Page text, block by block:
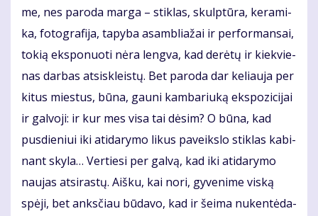
me, nes pa­ro­da mar­ga – stik­las, skulp­tū­ra, ke­ra­mi­
ka, fo­to­gra­fi­ja, ta­py­ba asam­blia­žai ir per­for­man­sai,
to­kią eksponuoti nė­ra leng­va, kad de­rė­tų ir kiek­vie­
nas dar­bas at­si­skleis­tų. Bet pa­ro­da dar ke­liau­ja per
ki­tus mies­tus, bū­na, gau­ni kam­ba­riu­ką eks­po­zi­ci­jai
ir gal­vo­ji: ir kur mes vi­sa tai dė­sim? O bū­na, kad
pus­die­niui iki ati­da­ry­mo li­kus pa­veiks­lo stik­las ka­bi­
nant sky­la… Ver­tie­si per gal­vą, kad iki ati­da­ry­mo
nau­jas at­si­ras­tų. Aiš­ku, kai no­ri, gy­ve­ni­me vis­ką
spė­ji, bet anks­čiau bū­da­vo, kad ir šei­ma nu­ken­tė­da­